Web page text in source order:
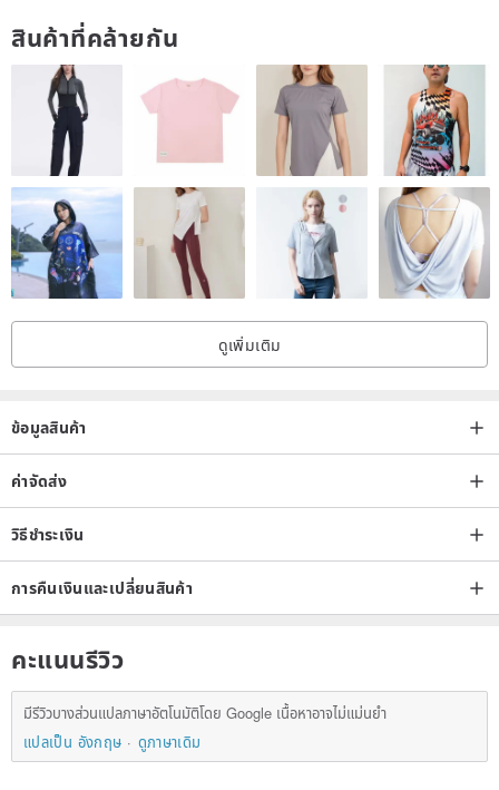
(excluding special custom orders). If you have an urgent need,
please contact us to inquire.
* In case of delays due to natural disasters or unforeseen
circumstances during the shipping period, a delay notification will
be sent. We appreciate your understanding.
* Shipping is handled by logistics partners and convenience store
delivery services. Actual arrival times depend on the driver's
delivery route and conditions, and specific delivery times cannot be
guaranteed.
* Invoices are issued for all products. If you require a unified invoice
number, please be sure to note it in your order.
* All HYGGE ADORN products come with after-sales service,
including a one-year warranty and lifetime basic cleaning and
maintenance. Within the one-year warranty period, non-human-
once. Custom orders, lost gemstones, and damage due to clear
apply depending on the situation.
* Lost warranty cards will not be reissued; please keep them safe.
* HYGGE ADORN reserves the right to refuse after-sales service for
products without a warranty card or not from HYGGE ADORN.
สินค้าที่คล้ายกัน
ดูเพิ่มเติม
ข้อมูลสินค้า
ค่าจัดส่ง
วิธีชำระเงิน
การคืนเงินและเปลี่ยนสินค้า
คะแนนรีวิว
มีรีวิวบางส่วนแปลภาษาอัตโนมัติโดย Google เนื้อหาอาจไม่แม่นยำ
แปลเป็น อังกฤษ
ดูภาษาเดิม